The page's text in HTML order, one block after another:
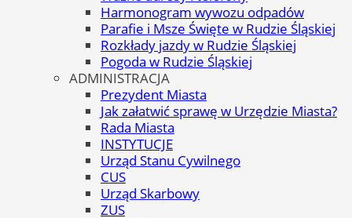
Harmonogram wywozu odpadów
Parafie i Msze Święte w Rudzie Śląskiej
Rozkłady jazdy w Rudzie Śląskiej
Pogoda w Rudzie Śląskiej
ADMINISTRACJA
Prezydent Miasta
Jak załatwić sprawę w Urzędzie Miasta?
Rada Miasta
INSTYTUCJE
Urząd Stanu Cywilnego
CUS
Urząd Skarbowy
ZUS